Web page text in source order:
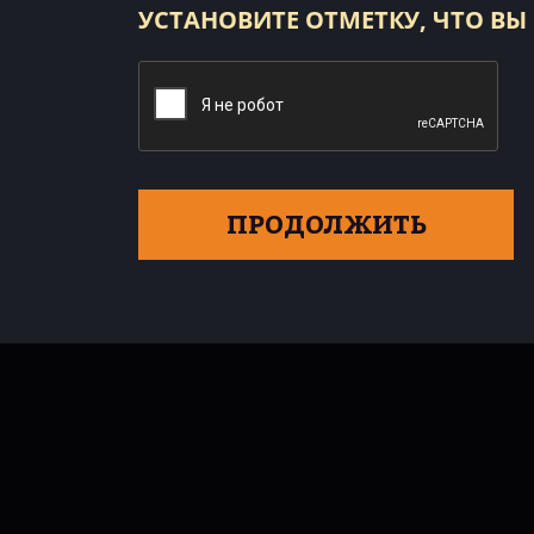
УСТАНОВИТЕ ОТМЕТКУ, ЧТО ВЫ
ПРОДОЛЖИТЬ